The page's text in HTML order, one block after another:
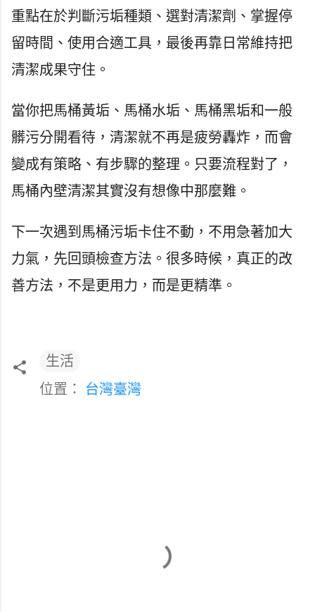
重點在於判斷污垢種類、選對清潔劑、掌握停
留時間、使用合適工具，最後再靠日常維持把
清潔成果守住。
當你把馬桶黃垢、馬桶水垢、馬桶黑垢和一般
髒污分開看待，清潔就不再是疲勞轟炸，而會
變成有策略、有步驟的整理。只要流程對了，
馬桶內壁清潔其實沒有想像中那麼難。
下一次遇到馬桶污垢卡住不動，不用急著加大
力氣，先回頭檢查方法。很多時候，真正的改
善方法，不是更用力，而是更精準。
生活
位置： 台灣臺灣